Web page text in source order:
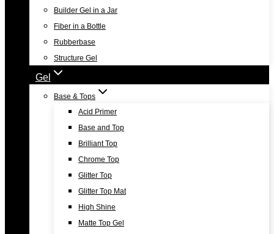
Builder Gel in a Jar
Fiber in a Bottle
Rubberbase
Structure Gel
Gel
Base & Tops
Acid Primer
Base and Top
Brilliant Top
Chrome Top
Glitter Top
Glitter Top Mat
High Shine
Matte Top Gel